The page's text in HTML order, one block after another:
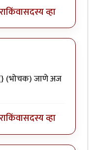
किंवासदस्य व्हा
(भोचक) जाणे अज
किंवासदस्य व्हा